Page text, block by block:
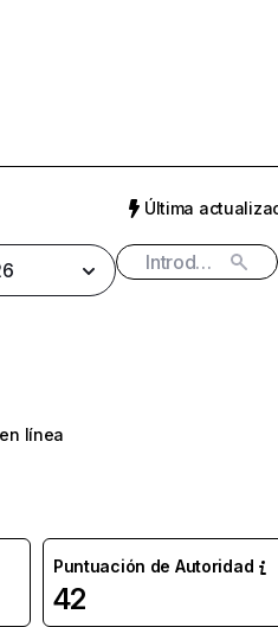
Última
línea
Puntuación de Autoridad
42